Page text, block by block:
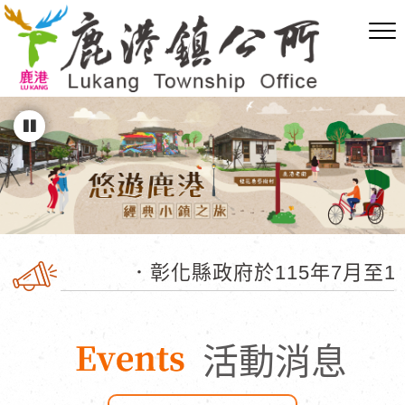
跳
內
容
區
塊
彰化縣政府於115年7月至11
活動消息